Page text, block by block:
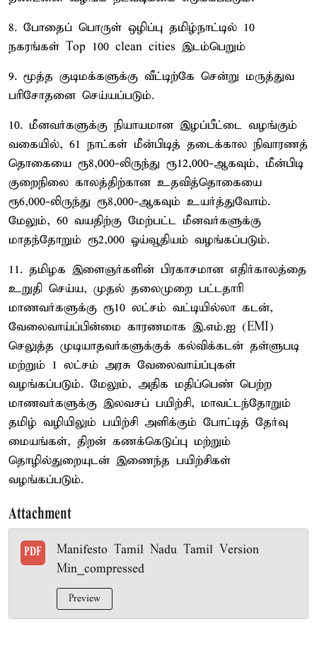
8. போதைப் பொருள் ஒழிப்பு தமிழ்நாட்டில் 10
நகரங்கள் Top 100 clean cities இடம்பெறும்
9. மூத்த குடிமக்களுக்கு வீட்டிற்கே சென்று மருத்துவ
பரிசோதனை செய்யப்படும்.
10. மீனவர்களுக்கு நியாயமான இழப்பீட்டை வழங்கும்
வகையில், 61 நாட்கள் மீன்பிடித் தடைக்கால நிவாரணத்
தொகையை ரூ8,000-லிருந்து ரூ12,000-ஆகவும், மீன்பிடி
குறைநிலை காலத்திற்கான உதவித்தொகையை
ரூ6,000-லிருந்து ரூ8,000-ஆகவும் உயர்த்துவோம்.
மேலும், 60 வயதிற்கு மேற்பட்ட மீனவர்களுக்கு
மாதந்தோறும் ரூ2,000 ஓய்வூதியம் வழங்கப்படும்.
11. தமிழக இளைஞர்களின் பிரகாசமான எதிர்காலத்தை
உறுதி செய்ய, முதல் தலைமுறை பட்டதாரி
மாணவர்களுக்கு ரூ10 லட்சம் வட்டியில்லா கடன்,
வேலைவாய்ப்பின்மை காரணமாக இ.எம்.ஐ (EMI)
செலுத்த முடியாதவர்களுக்குக் கல்விக்கடன் தள்ளுபடி
மற்றும் 1 லட்சம் அரசு வேலைவாய்ப்புகள்
வழங்கப்படும். மேலும், அதிக மதிப்பெண் பெற்ற
மாணவர்களுக்கு இலவசப் பயிற்சி, மாவட்டந்தோறும்
தமிழ் வழியிலும் பயிற்சி அளிக்கும் போட்டித் தேர்வு
மையங்கள், திறன் கணக்கெடுப்பு மற்றும்
தொழில்துறையுடன் இணைந்த பயிற்சிகள்
வழங்கப்படும்.
Attachment
PDF
Manifesto Tamil Nadu Tamil Version
Min_compressed
Preview